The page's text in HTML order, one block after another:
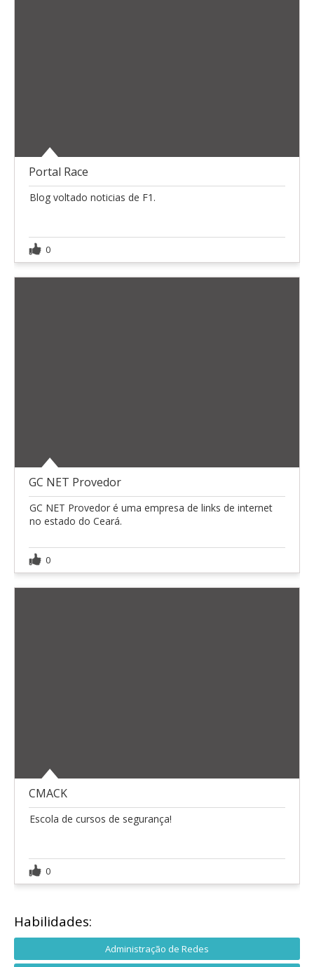
Portal Race
Blog voltado noticias de F1.
0
GC NET Provedor
GC NET Provedor é uma empresa de links de internet
no estado do Ceará.
0
CMACK
Escola de cursos de segurança!
0
Habilidades:
Administração de Redes